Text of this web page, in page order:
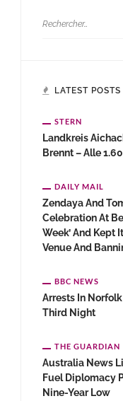
LATEST POSTS
STERN
Landkreis
Brennt – Alle
DAILY MAIL
Zendaya And
Celebration At
Week’ And Kept
Venue And
BBC NEWS
Arrests In
Third Night
THE GUARDIAN
Australia News
Fuel Diplomacy
Nine-Year Low